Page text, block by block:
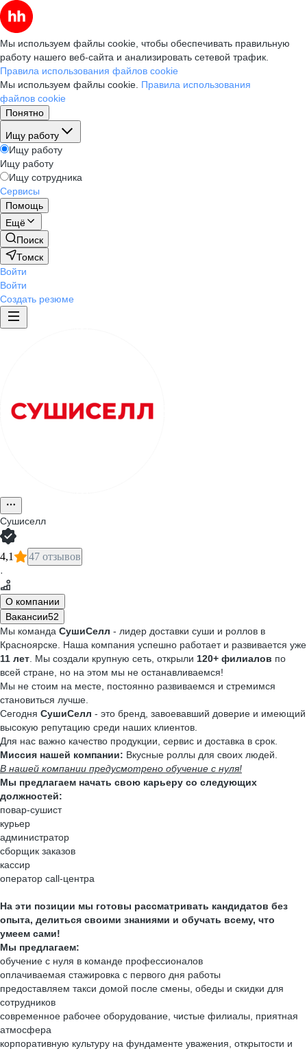
Мы используем файлы cookie, чтобы обеспечивать правильную
работу нашего веб-сайта и анализировать сетевой трафик.
Правила использования файлов cookie
Мы используем файлы cookie. Правила использования
файлов cookie
Понятно
Ищу работу
Ищу работу
Ищу работу
Ищу сотрудника
Сервисы
Помощь
Ещё
Поиск
Томск
Войти
Войти
Создать резюме
Сушиселл
4,1 47 отзывов
·
О компании
Вакансии52
Мы команда СушиСелл - лидер доставки суши и роллов в
Красноярске. Наша компания успешно работает и развивается уже
11 лет . Мы создали крупную сеть, открыли 120+ филиалов по
всей стране, но на этом мы не останавливаемся!
Мы не стоим на месте, постоянно развиваемся и стремимся
становиться лучше.
Сегодня СушиСелл - это бренд, завоевавший доверие и имеющий
высокую репутацию среди наших клиентов.
Для нас важно качество продукции, сервис и доставка в срок.
Миссия нашей компании: Вкусные роллы для своих людей.
В нашей компании предусмотрено обучение с нуля!
Мы предлагаем начать свою карьеру со следующих
должностей:
повар-сушист
курьер
администратор
сборщик заказов
кассир
оператор call-центра
На эти позиции мы готовы рассматривать кандидатов без
опыта, делиться своими знаниями и обучать всему, что
умеем сами!
Мы предлагаем:
обучение с нуля в команде профессионалов
оплачиваемая стажировка с первого дня работы
предоставляем такси домой после смены, обеды и скидки для
сотрудников
современное рабочее оборудование, чистые филиалы, приятная
атмосфера
корпоративную культуру на фундаменте уважения, открытости и